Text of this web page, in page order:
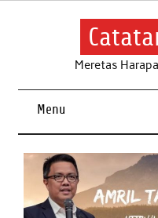
Skip
Meretas
Menu